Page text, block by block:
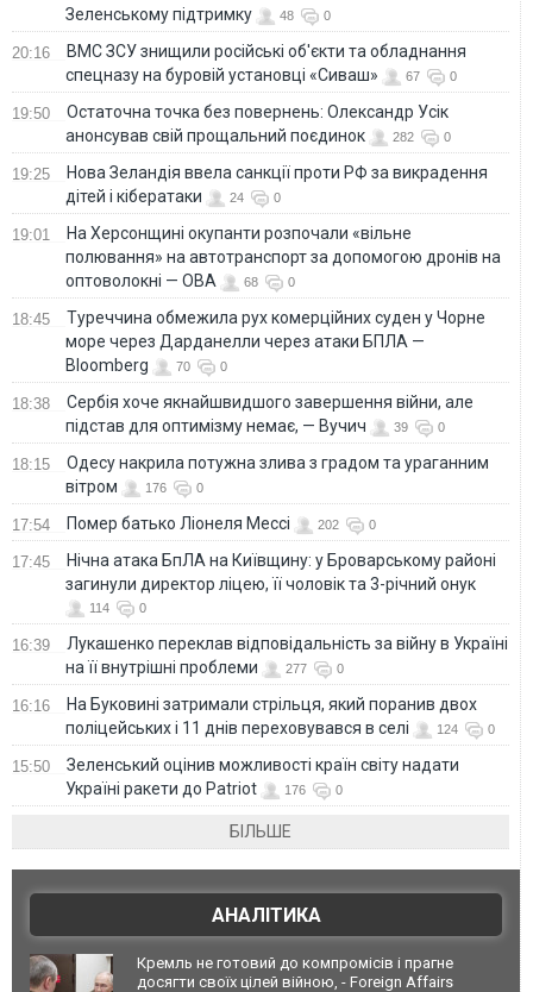
Зеленському підтримку 48 0
20:16
ВМС ЗСУ знищили російські об'єкти та обладнання
спецназу на буровій установці «Сиваш»
67 0
19:50
Остаточна точка без повернень: Олександр Усік
анонсував свій прощальний поєдинок
282 0
19:25
Нова Зеландія ввела санкції проти РФ за викрадення
дітей і кібератаки
24 0
19:01
На Херсонщині окупанти розпочали «вільне
полювання» на автотранспорт за допомогою дронів на
оптоволокні — ОВА
68 0
18:45
Туреччина обмежила рух комерційних суден у Чорне
море через Дарданелли через атаки БПЛА —
Bloomberg
70 0
18:38
Сербія хоче якнайшвидшого завершення війни, але
підстав для оптимізму немає, — Вучич
39 0
18:15
Одесу накрила потужна злива з градом та ураганним
вітром
176 0
17:54 Помер батько Ліонеля Мессі 202 0
17:45
Нічна атака БпЛА на Київщину: у Броварському районі
загинули директор ліцею, її чоловік та 3-річний онук
114 0
16:39
Лукашенко переклав відповідальність за війну в Україні
на її внутрішні проблеми
277 0
16:16
На Буковині затримали стрільця, який поранив двох
поліцейських і 11 днів переховувався в селі
124 0
15:50
Зеленський оцінив можливості країн світу надати
Україні ракети до Patriot
176 0
БІЛЬШЕ
АНАЛІТИКА
Кремль не готовий до компромісів і прагне
досягти своїх цілей війною, - Foreign Affairs